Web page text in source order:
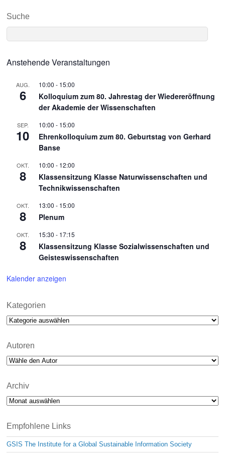
Suche
Anstehende Veranstaltungen
AUG.
6
10:00 - 15:00
Kolloquium zum 80. Jahrestag der Wiedereröffnung
der Akademie der Wissenschaften
SEP.
10
10:00 - 15:00
Ehrenkolloquium zum 80. Geburtstag von Gerhard
Banse
OKT.
8
10:00 - 12:00
Klassensitzung Klasse Naturwissenschaften und
Technikwissenschaften
OKT.
8
13:00 - 15:00
Plenum
OKT.
8
15:30 - 17:15
Klassensitzung Klasse Sozialwissenschaften und
Geisteswissenschaften
Kalender anzeigen
Kategorien
Kategorien
Autoren
Archiv
Archiv
Empfohlene Links
GSIS The Institute for a Global Sustainable Information Society